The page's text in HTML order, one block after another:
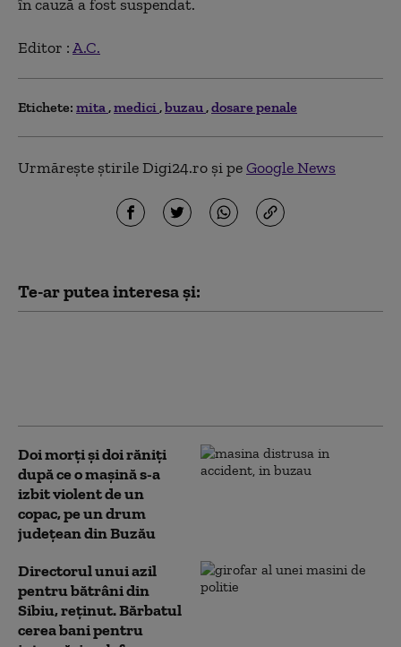
în cauză a fost suspendat.
Editor :A.C.
Etichete: mita medici buzau dosare penale
Urmărește știrile Digi24.ro și peGoogle News
Te-ar putea interesa și:
Doi morţi şi doi răniţi
după ce o maşină s-a
izbit violent de un
copac, pe un drum
județean din Buzău
Directorul unui azil
pentru bătrâni din
Sibiu, reținut. Bărbatul
cerea bani pentru